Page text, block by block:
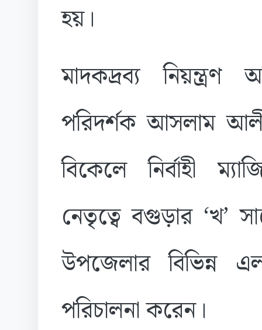
হয়।
মাদকদ্রব্য নিয়ন্ত্রণ
পরিদর্শক আসলাম
বিকেলে নির্বাহী
নেতৃত্বে বগুড়ার ‘খ’
উপজেলার বিভিন্ন
পরিচালনা করেন।